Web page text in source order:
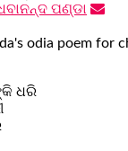
ପଣ୍ଡା
ଧରି